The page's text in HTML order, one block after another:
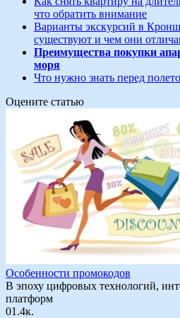
что обратить внимание
Варианты экскурсий в
существуют и чем они
Преимущества покупки
моря
Что нужно знать перед
Оцените статью
Особенности промокодов
В эпоху цифровых технологий,
платформ
01.4к.